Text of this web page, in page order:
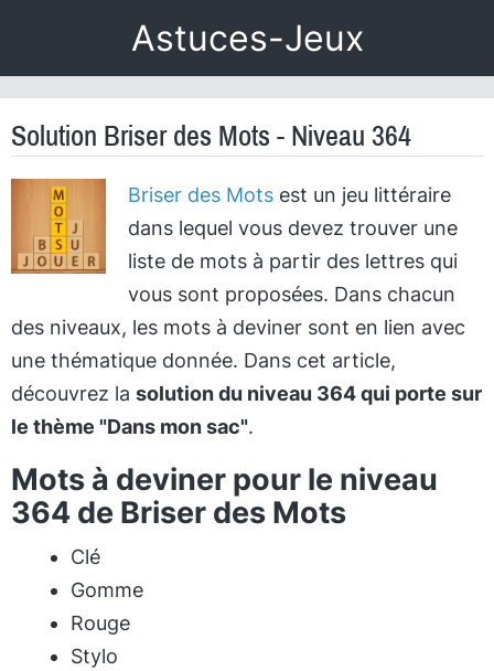
Astuces-Jeux
Solution Briser des Mots - Niveau 364
Briser des Motsest un jeu littéraire
dans lequel vous devez trouver une
liste de mots à partir des lettres qui
vous sont proposées. Dans chacun
des niveaux, les mots à deviner sont en lien avec
une thématique donnée. Dans cet article,
découvrez la solution du niveau 364 qui porte sur
le thème "Dans mon sac".
Mots à deviner pour le niveau
364 de Briser des Mots
Clé
Gomme
Rouge
Stylo